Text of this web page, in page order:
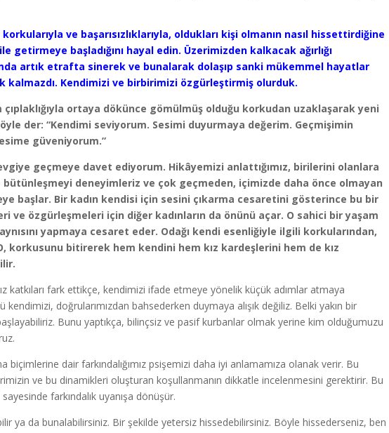
ve başarısızlıklarıyla, oldukları kişi olmanın nasıl hissettirdiğine
başladığını hayal edin. Üzerimizden kalkacak ağırlığı
artık etrafta sinerek ve bunalarak dolaşıp sanki mükemmel hayatlar
kalmazdı. Kendimizi ve birbirimizi özgürleştirmiş olurduk.
çıplaklığıyla ortaya dökünce gömülmüş olduğu korkudan uzaklaşarak yeni
der: “Kendimi seviyorum. Sesimi duyurmaya değerim. Geçmişimin
güveniyorum.”
geçmeye davet ediyorum. Hikâyemizi anlattığımız, birilerini olanlara
bütünleşmeyi deneyimleriz ve çok geçmeden, içimizde daha önce olmayan
başlar. Bir kadın kendisi için sesini çıkarma cesaretini gösterince bu bir
ve özgürleşmeleri için diğer kadınların da önünü açar. O sahici bir yaşam
yapmaya cesaret eder. Odağı kendi esenliğiyle ilgili korkularından,
korkusunu bitirerek hem kendini hem kız kardeşlerini hem de kız
katkıları fark ettikçe, kendimizi ifade etmeye yönelik küçük adımlar atmaya
doğrularımızdan bahsederken duymaya alışık değiliz. Belki yakın bir
Bunu yaptıkça, bilinçsiz ve pasif kurbanlar olmak yerine kim olduğumuzu
biçimlerine dair farkındalığımız psişemizi daha iyi anlamamıza olanak verir. Bu
ve bu dinamikleri oluşturan koşullanmanın dikkatle incelenmesini gerektirir. Bu
farkındalık uyanışa dönüşür.
ya da bunalabilirsiniz. Bir şekilde yetersiz hissedebilirsiniz. Böyle hissederseniz, ben